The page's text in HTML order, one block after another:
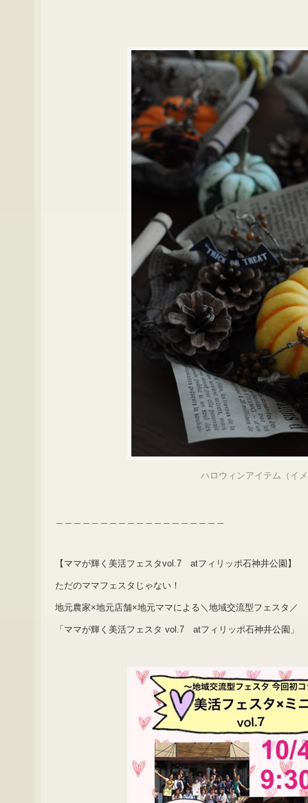
ハロウィンアイテム（イ
【ママが輝く美活フェスタvol.7 atフィリッポ石神井公園】
ただのママフェスタじゃない！
地元農家×地元店舗×地元ママによる＼地域交流型フェスタ／
「ママが輝く美活フェスタ vol.7 atフィリッポ石神井公園」